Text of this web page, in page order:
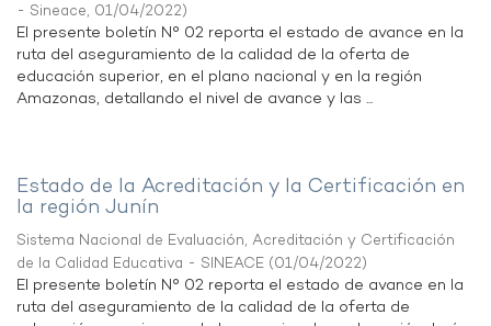
- Sineace, 01/04/2022)
El presente boletín N° 02 reporta el estado de avance en la
ruta del aseguramiento de la calidad de la oferta de
educación superior, en el plano nacional y en la región
Amazonas, detallando el nivel de avance y las ...
Estado de la Acreditación y la Certificación en
la región Junín
Sistema Nacional de Evaluación, Acreditación y Certificación
de la Calidad Educativa - SINEACE (01/04/2022)
El presente boletín N° 02 reporta el estado de avance en la
ruta del aseguramiento de la calidad de la oferta de